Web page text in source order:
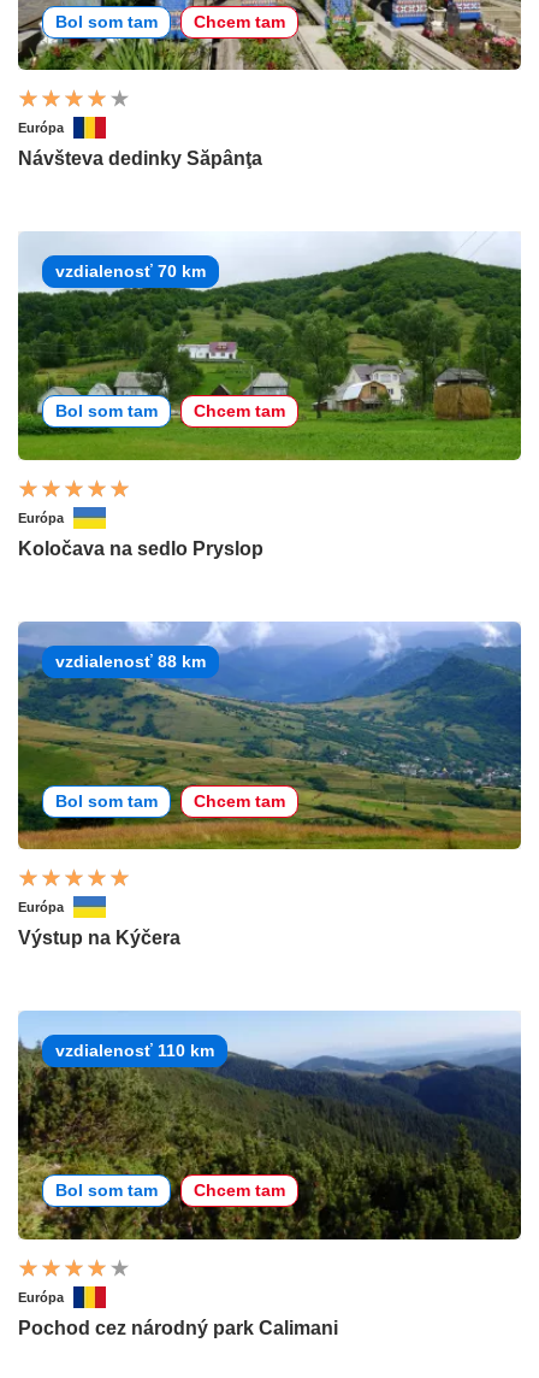
Bol som tam Chcem tam
Európa
Návšteva dedinky Săpânţa
vzdialenosť 70 km
Bol som tam Chcem tam
Európa
Koločava na sedlo Pryslop
vzdialenosť 88 km
Bol som tam Chcem tam
Európa
Výstup na Kýčera
vzdialenosť 110 km
Bol som tam Chcem tam
Európa
Pochod cez národný park Calimani